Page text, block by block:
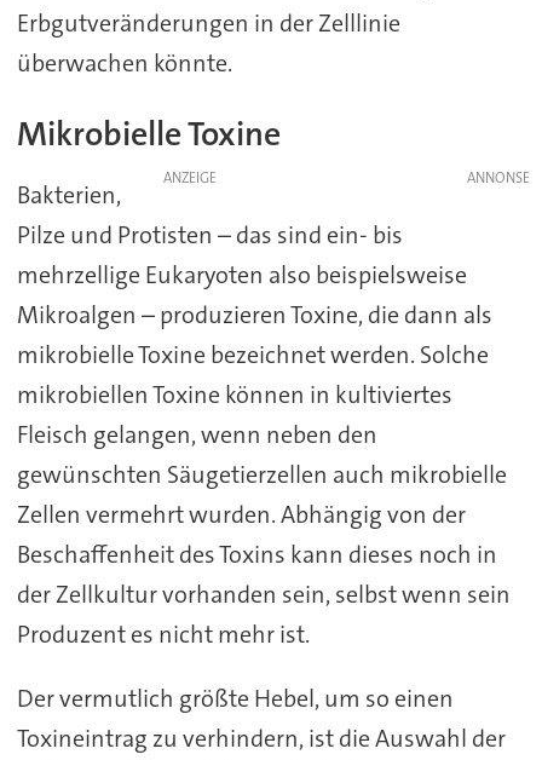
Erbgutveränderungen in der Zelllinie
überwachen könnte.
Mikrobielle Toxine
ANZEIGE
Bakterien,
Pilze und Protisten – das sind ein- bis
mehrzellige Eukaryoten also beispielsweise
Mikroalgen – produzieren Toxine, die dann als
mikrobielle Toxine bezeichnet werden. Solche
mikrobiellen Toxine können in kultiviertes
Fleisch gelangen, wenn neben den
gewünschten Säugetierzellen auch mikrobielle
Zellen vermehrt wurden. Abhängig von der
Beschaffenheit des Toxins kann dieses noch in
der Zellkultur vorhanden sein, selbst wenn sein
Produzent es nicht mehr ist.
Der vermutlich größte Hebel, um so einen
Toxineintrag zu verhindern, ist die Auswahl der